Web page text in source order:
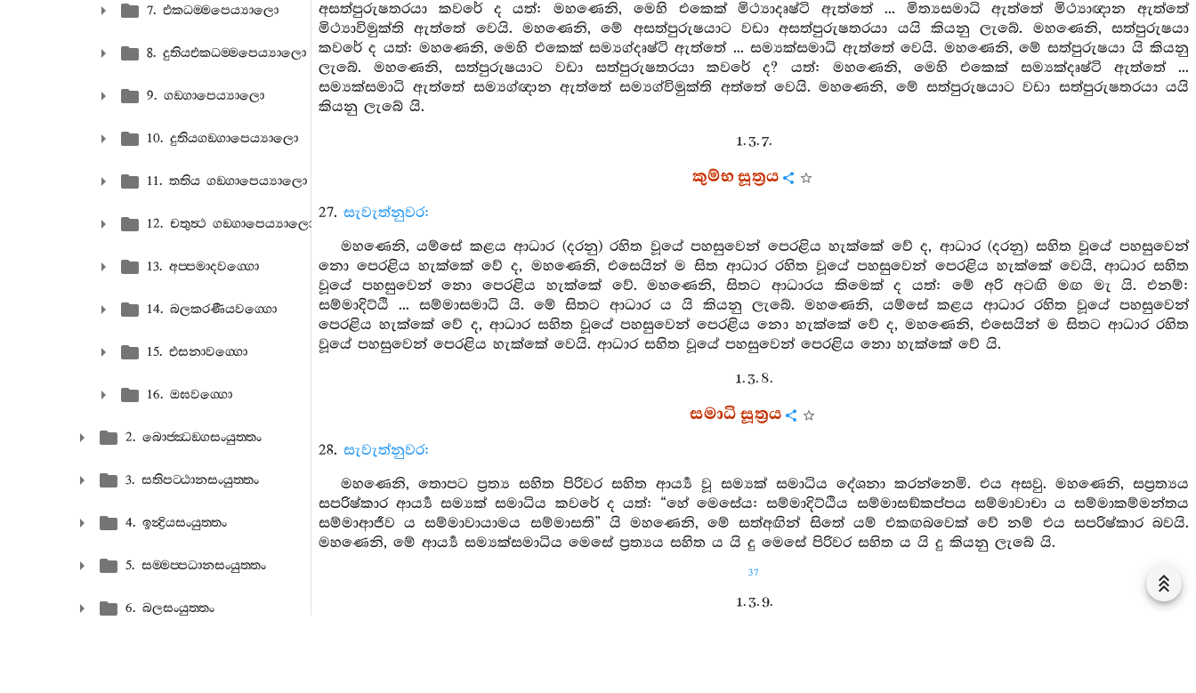
7. එකධම‍්මපෙය්‍යාලො
8. දුතියඑකධම‍්මපෙය්‍යාලො
9. ගඞ‍්ගාපෙය්‍යාලො
10. දුතියගඞ‍්ගාපෙය්‍යාලො
11. තතිය ගඞ‍්ගාපෙය්‍යාලො
12. චතුත්‍ථ ගඞ‍්ගාපෙය්‍යාලො
13. අප‍්පමාදවග‍්ගො
14. බලකරණීයවග‍්ගො
15. එසනාවග‍්ගො
16. ඔඝවග‍්ගො
2. බොජ‍්ඣඞ‍්ගසංයුත‍්තං
3. සතිපට‍්ඨානසංයුත‍්තං
4. ඉන්‍ද්‍රියසංයුත‍්තං
5. සම‍්මප‍්පධානසංයුත‍්තං
6. බලසංයුත‍්තං
අසත්පුරුෂතරයා කවරේ ද යත්: මහණෙනි, මෙහි එකෙක් මිථ්‍යාදෘෂ්ටි ඇත්තේ ... මිත්‍යසමාධි ඇත්තේ මිථ්‍යාඥාන ඇත්තේ
මිථ්‍යාවිමුක්ති ඇත්තේ වෙයි. මහණෙනි, මේ අසත්පුරුෂයාට වඩා අසත්පුරුෂතරයා යයි කියනු ලැබේ. මහණෙනි, සත්පුරුෂයා
කවරේ ද යත්: මහණෙනි, මෙහි එකෙක් සම්‍යග්දෘෂ්ටි ඇත්තේ ... සම්‍යක්සමාධි ඇත්තේ වෙයි. මහණෙනි, මේ සත්පුරුෂයා යි කියනු
ලැබේ. මහණෙනි, සත්පුරුෂයාට වඩා සත්පුරුෂතරයා කවරේ ද? යත්: මහණෙනි, මෙහි එකෙක් සම්‍යක්දෘෂ්ටි ඇත්තේ ...
සම්‍යක්සමාධි ඇත්තේ සම්‍යග්ඥාන ඇත්තේ සම්‍යග්විමුක්ති අත්තේ වෙයි. මහණෙනි, මේ සත්පුරුෂයාට වඩා සත්පුරුෂතරයා යයි
කියනු ලැබේ යි.
1. 3. 7.
කුම්භ සූත්‍රය
27. සැවැත්නුවර:
මහණෙනි, යම්සේ කළය ආධාර (දරනු) රහිත වූයේ පහසුවෙන් පෙරළිය හැක්කේ වේ ද, ආධාර (දරනු) සහිත වූයේ පහසුවෙන්
නො පෙරළිය හැක්කේ වේ ද, මහණෙනි, එසෙයින් ම සිත ආධාර රහිත වූයේ පහසුවෙන් පෙරළිය හැක්කේ වෙයි, ආධාර සහිත
වූයේ පහසුවෙන් නො පෙරළිය හැක්කේ වේ. මහණෙනි, සිතට ආධාරය කිමෙක් ද යත්: මේ අරි අටඟි මඟ මැ යි. එනම්:
සම්මාදිට්ඨි ... සම්මාසමාධි යි. මේ සිතට ආධාර ය යි කියනු ලැබේ. මහණෙනි, යම්සේ කළය ආධාර රහිත වූයේ පහසුවෙන්
පෙරළිය හැක්කේ වේ ද, ආධාර සහිත වූයේ පහසුවෙන් පෙරළිය නො හැක්කේ වේ ද, මහණෙනි, එසෙයින් ම සිතට ආධාර රහිත
වූයේ පහසුවෙන් පෙරළිය හැක්කේ වෙයි. ආධාර සහිත වූයේ පහසුවෙන් පෙරළිය නො හැක්කේ වේ යි.
1. 3. 8.
සමාධි සූත්‍රය
28. සැවැත්නුවර:
මහණෙනි, තොපට ප්‍රත්‍ය සහිත පිරිවර සහිත ආර්‍ය්‍ය වූ සම්‍යක් සමාධිය දේශනා කරන්නෙමි. එය අසවු. මහණෙනි, සප්‍රත්‍යය
සපරිෂ්කාර ආර්‍ය්‍ය සම්‍යක් සමාධිය කවරේ ද යත්: “හේ මෙසේය: සම්මාදිට්ඨිය සම්මාසඞ්කප්පය සම්මාවාචා ය සම්මාකම්මන්තය
සම්මාආජීව ය සම්මාවායාමය සම්මාසති” යි මහණෙනි, මේ සත්අඟින් සිතේ යම් එකඟබවෙක් වේ නම් එය සපරිෂ්කාර බවයි.
මහණෙනි, මේ ආර්‍ය්‍ය සම්‍යක්සමාධිය මෙසේ ප්‍රත්‍යය සහිත ය යි දු මෙසේ පිරිවර සහිත ය යි දු කියනු ලැබේ යි.
37
1. 3. 9.